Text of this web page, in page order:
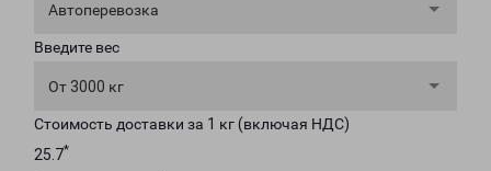
Автоперевозка
Введите вес
От 3000 кг
Стоимость доставки за 1 кг (включая НДС)
25.7*